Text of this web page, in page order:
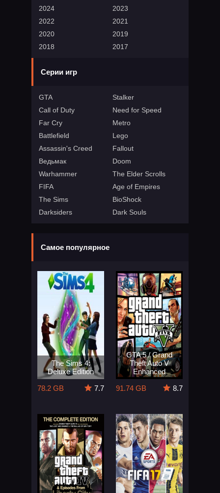
2024
2023
2022
2021
2020
2019
2018
2017
Серии игр
GTA
Stalker
Call of Duty
Need for Speed
Far Cry
Metro
Battlefield
Lego
Assassin's Creed
Fallout
Ведьмак
Doom
Warhammer
The Elder Scrolls
FIFA
Age of Empires
The Sims
BioShock
Darksiders
Dark Souls
Самое популярное
The Sims 4:
Deluxe Edition
78.2 GB
7.7
GTA 5 / Grand
Theft Auto V
Enhanced
91.74 GB
8.7